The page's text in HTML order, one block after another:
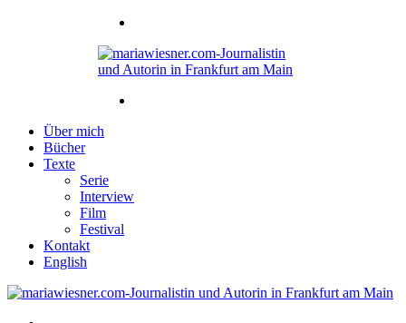
Über mich
Bücher
Texte
Serie
Interview
Film
Festival
Kontakt
English